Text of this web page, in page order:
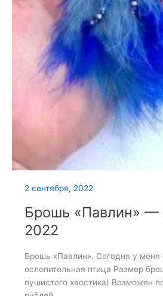
2 сентября, 2022
Брошь «Павлин» —
2022
Брошь «Павлин». Сегодня у меня
ослепительная птица Размер
пушистого хвостика) Возможен